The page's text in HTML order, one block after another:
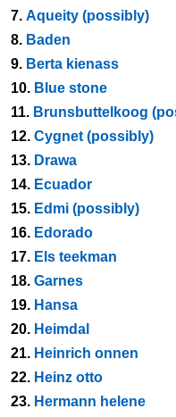
7. Aqueity (possibly)
8. Baden
9. Berta kienass
10. Blue stone
11. Brunsbuttelkoog
12. Cygnet (possibly)
13. Drawa
14. Ecuador
15. Edmi (possibly)
16. Edorado
17. Els teekman
18. Garnes
19. Hansa
20. Heimdal
21. Heinrich onnen
22. Heinz otto
23. Hermann helene